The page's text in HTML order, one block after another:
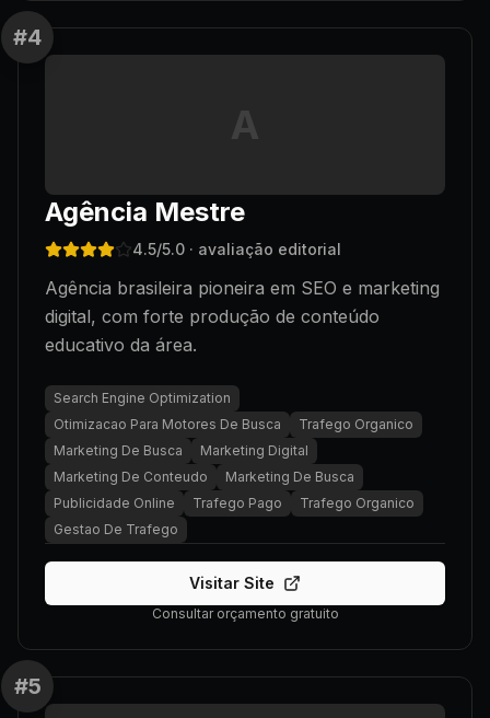
#4
A
Agência Mestre
4.5/5.0 · avaliação editorial
Agência brasileira pioneira em SEO e marketing
digital, com forte produção de conteúdo
educativo da área.
Search Engine Optimization
Otimizacao Para Motores De Busca
Trafego Organico
Marketing De Busca
Marketing Digital
Marketing De Conteudo
Marketing De Busca
Publicidade Online
Trafego Pago
Trafego Organico
Gestao De Trafego
Visitar Site
Consultar orçamento gratuito
#5